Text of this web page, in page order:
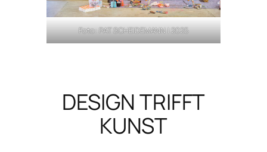
Foto: PAT SCHEIDEMANN | 2025
DESIGN TRIFFT
KUNST